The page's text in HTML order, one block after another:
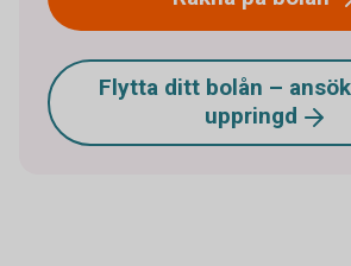
Flytta ditt bolån –
uppringd